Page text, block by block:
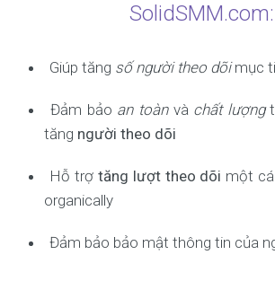
SolidSMM.com:
Giúp tăng số người theo dõimục
Đảm bảo an toànvà chất lượng
tăng người theo dõi
Hỗ trợ tăng lượt theo dõi một
organically
Đảm bảo bảo mật thông tin của